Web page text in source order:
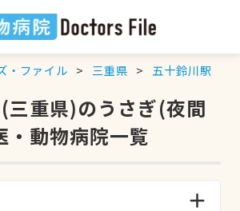
・ファイル 三重県 五十鈴川駅
三重県)のうさぎ(夜間
・動物病院一覧